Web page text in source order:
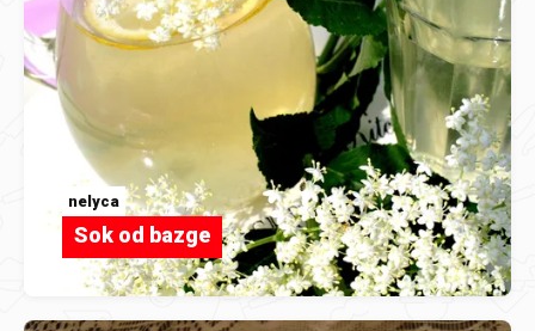
nelyca
Sok od bazge